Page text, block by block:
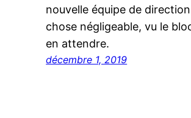
nouvelle équipe de
chose négligeable, vu le
en attendre.
décembre 1, 2019